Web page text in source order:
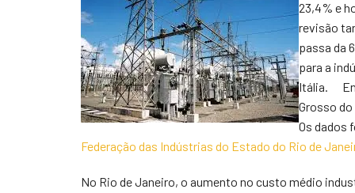
Tecnologia
23,4% e
revisão
passa da
para a
Itália.
Grosso do
Os dados
Federação das Indústrias do Estado do Rio de
No Rio de Janeiro, o aumento no custo médio